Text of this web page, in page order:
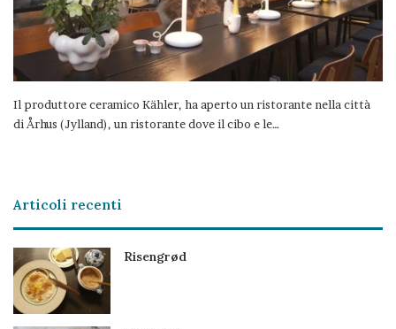
Il produttore ceramico Kähler, ha aperto un ristorante nella città
di Århus (Jylland), un ristorante dove il cibo e le…
Articoli recenti
Risengrød